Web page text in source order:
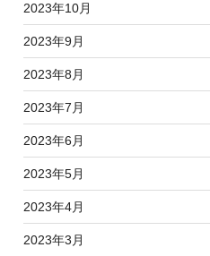
2023年10月
2023年9月
2023年8月
2023年7月
2023年6月
2023年5月
2023年4月
2023年3月